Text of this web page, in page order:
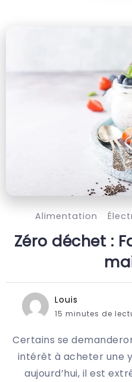
Alimentation
Zéro déchet :
Louis
15 minutes de
Certains se
intérêt à acheter une
aujourd’hui, il est